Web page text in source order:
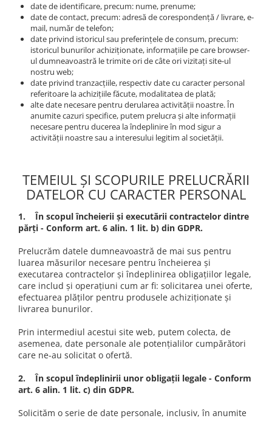
date de identificare, precum: nume, prenume;
date de contact, precum: adresă de corespondență / livrare, e-
mail, număr de telefon;
date privind istoricul sau preferințele de consum, precum:
istoricul bunurilor achiziționate, informațiile pe care browser-
ul dumneavoastră le trimite ori de câte ori vizitați site-ul
nostru web;
date privind tranzacțiile, respectiv date cu caracter personal
referitoare la achizițiile făcute, modalitatea de plată;
alte date necesare pentru derularea activității noastre. În
anumite cazuri specifice, putem prelucra și alte informații
necesare pentru ducerea la îndeplinire în mod sigur a
activității noastre sau a interesului legitim al societății.
TEMEIUL ȘI SCOPURILE PRELUCRĂRII
DATELOR CU CARACTER PERSONAL
1. În scopul încheierii și executării contractelor dintre
părți - Conform art. 6 alin. 1 lit. b) din GDPR.
Prelucrăm datele dumneavoastră de mai sus pentru
luarea măsurilor necesare pentru încheierea și
executarea contractelor și îndeplinirea obligațiilor legale,
care includ și operațiuni cum ar fi: solicitarea unei oferte,
efectuarea plăților pentru produsele achiziționate și
livrarea bunurilor.
Prin intermediul acestui site web, putem colecta, de
asemenea, date personale ale potențialilor cumpărători
care ne-au solicitat o ofertă.
2. În scopul îndeplinirii unor obligații legale - Conform
art. 6 alin. 1 lit. c) din GDPR.
Solicităm o serie de date personale, inclusiv, în anumite